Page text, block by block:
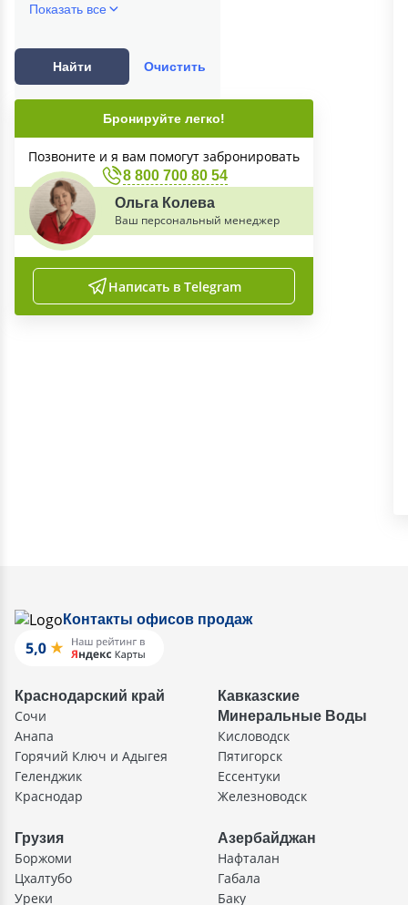
Показать все
Найти Очистить
Бронируйте легко!
Позвоните и я вам помогут забронировать
8 800 700 80 54
Ольга Колева
Ваш персональный менеджер
Написать в Telegram
Контакты офисов продаж
Краснодарский край
Сочи
Анапа
Горячий Ключ и Адыгея
Геленджик
Краснодар
Кавказские
Минеральные Воды
Кисловодск
Пятигорск
Ессентуки
Железноводск
Грузия
Боржоми
Цхалтубо
Уреки
Азербайджан
Нафталан
Габала
Баку